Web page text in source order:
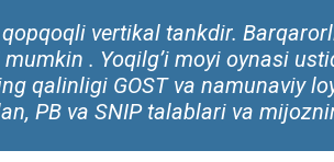
vertikal tankdir.
. Yoqilg’i moyi oynasi
qalinligi GOST va namunaviy
PB va SNIP talablari va